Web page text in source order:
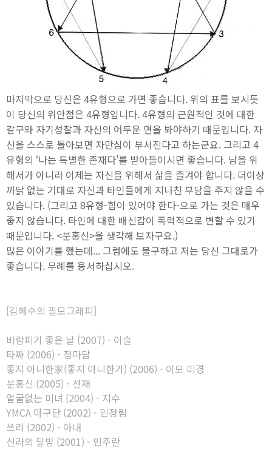
마지막으로 당신은 4유형으로 가면 좋습니다. 위의 표를 보시듯
이 당신의 위안점은 4유형입니다. 4유형의 근원적인 것에 대한
갈구와 자기성찰과 자신의 어두운 면을 봐야하기 때문입니다. 자
신을 스스로 돌아보면 자만심이 부서진다고 하는군요. 그리고 4
유형의 ‘나는 특별한 존재다’를 받아들이시면 좋습니다. 남을 위
해서가 아니라 이제는 자신을 위해서 삶을 즐겨야 합니다. 더이상
까닭 없는 기대로 자신과 타인들에게 지나친 부담을 주지 않을 수
있습니다. (그리고 8유형-힘이 있어야 한다-으로 가는 것은 매우
좋지 않습니다. 타인에 대한 배신감이 폭력적으로 변할 수 있기
때문입니다. <분홍신>을 생각해 보자구요.)
많은 이야기를 했는데... 그럼에도 불구하고 저는 당신 그대로가
좋습니다. 무례를 용서하십시오.
[김혜수의 필모그래피]
바람피기 좋은 날 (2007) - 이슬
타짜 (2006) - 정마담
좋지 아니한家(좋지 아니한가) (2006) - 이모 미경
분홍신 (2005) - 선재
얼굴없는 미녀 (2004) - 지수
YMCA 야구단 (2002) - 민정림
쓰리 (2002) - 아내
신라의 달밤 (2001) - 민주란